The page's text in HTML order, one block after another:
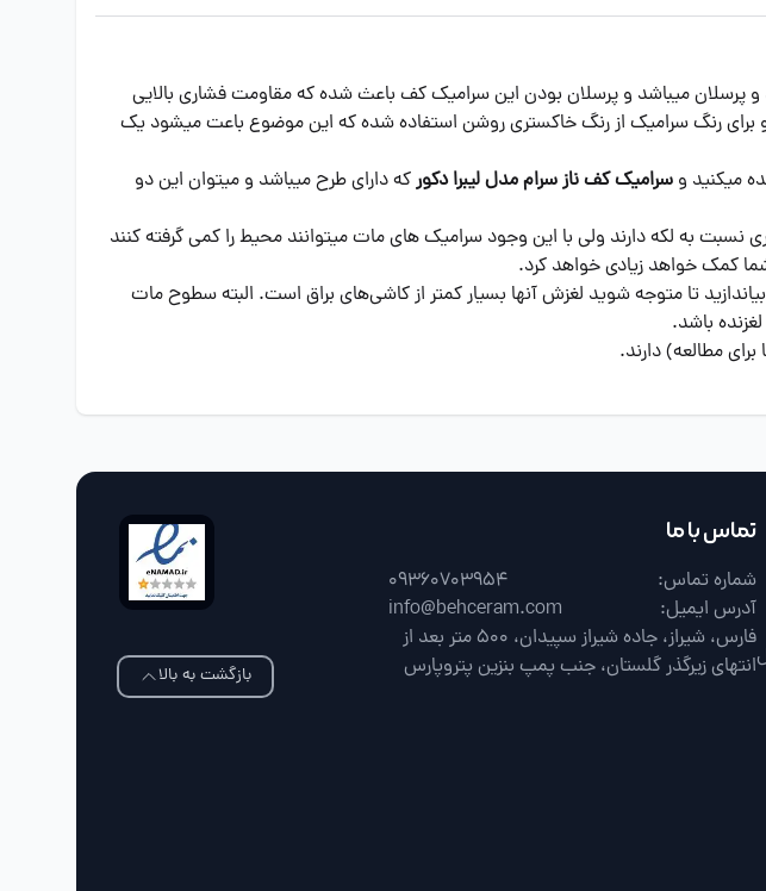
تولید شده و خاک سفید و پرسلان میباشد و پرسلان بودن این سرامیک کف باعث شده که مقاومت فشاری بالایی
رنگ سرامیک از رنگ خاکستری روشن استفاده شده که این موضوع باعت میشود یک
میکنید و سرامیک کف ناز سرام مدل لیبرا دکورکه دارای طرح میباشد و میتوان این دو
به لکه دارند ولی با این وجود سرامیک های مات میتوانند محیط را کمی گرفته کنند
کمک خواهد زیادی خواهد کرد.
تا متوجه شوید لغزش آنها بسیار کمتر از کاشی‌های براق است. البته سطوح مات
باشد.
مطالعه) دارند.
تماس با ما
شماره تماس:
09360703954
آدرس ایمیل:
info@behceram.com
فارس، شیراز، جاده شیراز سپیدان، 500 متر بعد از
انتهای زیرگذر گلستان، جنب پمپ بنزین پتروپارس
بازگشت به بالا